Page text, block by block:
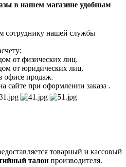
в нашем магазине удобным
сотруднику нашей службы
от физических лиц.
от юридических лиц.
офисе продаж.
сайте при оформлении заказа .
товарный и кассовый
талон производителя.